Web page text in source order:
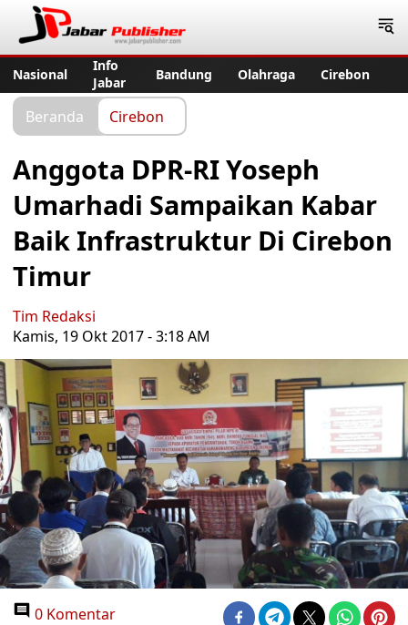
Nasional
Info
Jabar
Bandung Olahraga Cirebon
Beranda Cirebon
Anggota DPR-RI Yoseph
Umarhadi Sampaikan Kabar
Baik Infrastruktur Di Cirebon
Timur
Tim Redaksi
Kamis, 19 Okt 2017 - 3:18 AM
0 Komentar